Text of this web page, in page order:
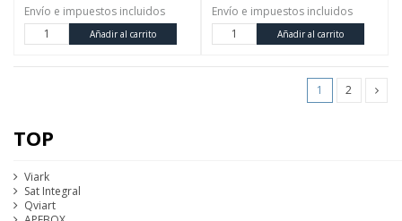
Envío e impuestos incluidos
Añadir al carrito
Envío e impuestos incluidos
Añadir al carrito
1 2
TOP
Viark
Sat Integral
Qviart